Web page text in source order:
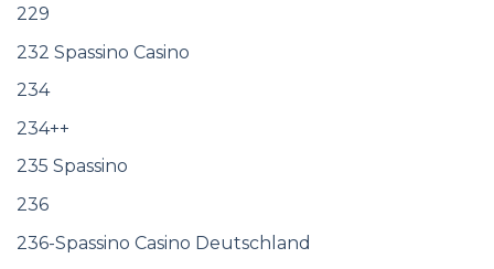
229
232 Spassino Casino
234
234++
235 Spassino
236
236-Spassino Casino Deutschland